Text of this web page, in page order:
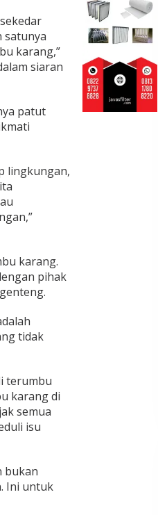
satunya
karang,”
siaran
patut
lingkungan,
karang.
pihak
tidak
terumbu
karang di
semua
isu
bukan
Ini untuk